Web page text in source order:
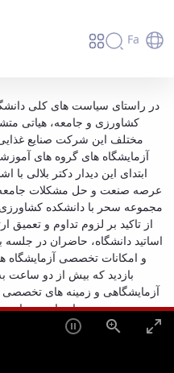
Fa
بازدید مدیران
از پتانسیل های
دانشکده کشاورزی -
در راستای سیاست های کلی
کشاورزی و جامعه، هیاتی
مختلف این شرکت صنایع
آزمایشگاه های گروه های
ابتدای این دیدار دکتر بلالی
عرصه صنعت و حل مشکلات جامعه
مجموعه سحر با دانشکده
از تاکید بر لزوم تداوم و
اساتید دانشگاه، حاضران در جلسه
و امکانات تخصصی آزمایشگاه
بازدید که بیش از دو ساعت
آزمایشگاهی و زمینه های تخصصی
سحر همدان با توضیحات تعدادی از اساتید دانشکده معرفی گردید.